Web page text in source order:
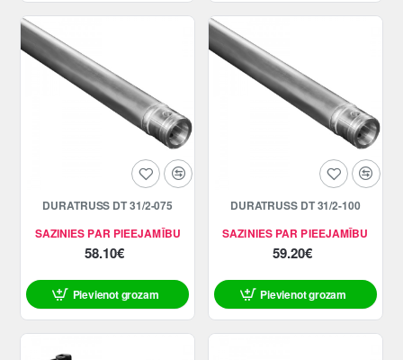
SAZINIES PAR PIEEJAMĪBU
DURATRUSS DT 31/2-075
58.10€
Pievienot grozam
SAZINIES PAR PIEEJAMĪBU
DURATRUSS DT 31/2-100
59.20€
Pievienot grozam